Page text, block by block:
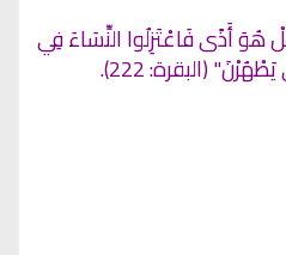
أَذًى فَاعْتَزِلُوا النِّسَاءَ فِي
(البقرة: 222).